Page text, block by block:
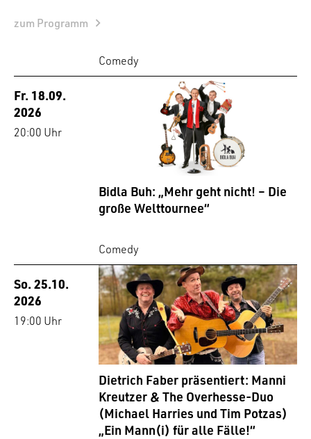
zum Programm
Comedy
Fr. 18.09.
2026
20:00 Uhr
Bidla Buh: „Mehr geht nicht! – Die
große Welttournee“
Comedy
So. 25.10.
2026
19:00 Uhr
Dietrich Faber präsentiert: Manni
Kreutzer & The Overhesse-Duo
(Michael Harries und Tim Potzas)
„Ein Mann(i) für alle Fälle!“